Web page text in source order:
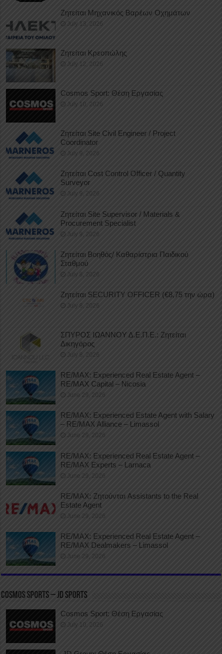
Ζητείται Μηχανικός Βαρέων Οχημάτων
July 13, 2026
Ζητείται Κρεοπώλης
July 12, 2026
Cosmos Sport: Θέση Εργασίας
July 10, 2026
Ζητείται Site Civil Engineer / Project
Coordinator
July 9, 2026
Ζητείται Cost Control Officer / Quantity
Surveyor
July 9, 2026
Ζητείται Site Supervisor / Materials &
Procurement Specialist
July 9, 2026
Ζητείται Βοηθός/ Καθαρίστρια Παιδικού
Σταθμού
July 8, 2026
Ζητείται SECURITY OFFICER (€8,75 την ώρα)
July 8, 2026
ΣΠΥΡΟΣ ΙΩΑΝΝΟΥ Δ.Ε.Π.Ε.: Ζητείται
Δικηγόρος
July 8, 2026
RE/MAX: Experienced Real Estate Agent –
RE/MAX Capital – Nicosia
June 29, 2026
RE/MAX: Experienced Estate Agent with Salary
– RE/MAX Alliance – Limassol
June 29, 2026
RE/MAX: Experienced Real Estate Agent –
RE/MAX Experts – Larnaca
June 29, 2026
RE/MAX: Ζητούνται Assistants to the Real
Estate Agent
June 29, 2026
RE/MAX: Experienced Real Estate Agent –
RE/MAX Dealmakers – Limassol
June 29, 2026
COSMOS SPORTS – JD SPORTS
Cosmos Sport: Θέση Εργασίας
July 10, 2026